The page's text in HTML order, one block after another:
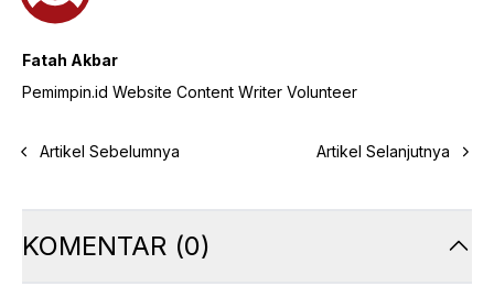
Fatah Akbar
Pemimpin.id Website Content Writer Volunteer
Artikel Sebelumnya Artikel Selanjutnya
KOMENTAR (0)